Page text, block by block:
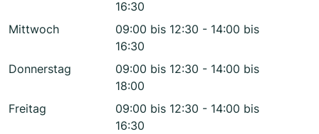
16:30
Mittwoch
09:00 bis 12:30 - 14:00 bis
16:30
Donnerstag
09:00 bis 12:30 - 14:00 bis
18:00
Freitag
09:00 bis 12:30 - 14:00 bis
16:30